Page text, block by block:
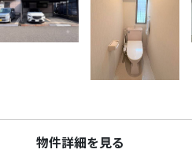
物件詳細を見る